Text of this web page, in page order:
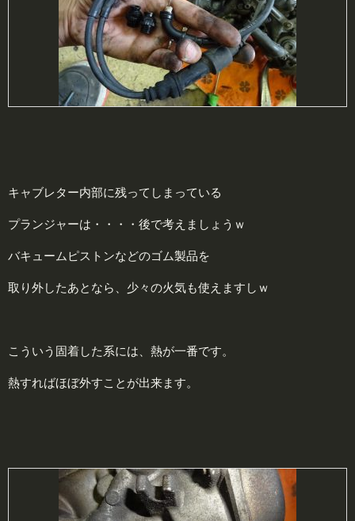
キャブレター内部に残ってしまっている
プランジャーは・・・・後で考えましょうｗ
バキュームピストンなどのゴム製品を
取り外したあとなら、少々の火気も使えますしｗ
こういう固着した系には、熱が一番です。
熱すればほぼ外すことが出来ます。